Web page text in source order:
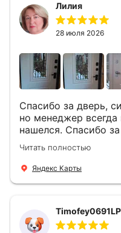
Лилия
28 июля 2026
Спасибо за дверь,
но менеджер
нашелся. Спасибо
Роману, один и
что дверь нам
Читать полностью
Яндекс Карты
Timofey0691LP